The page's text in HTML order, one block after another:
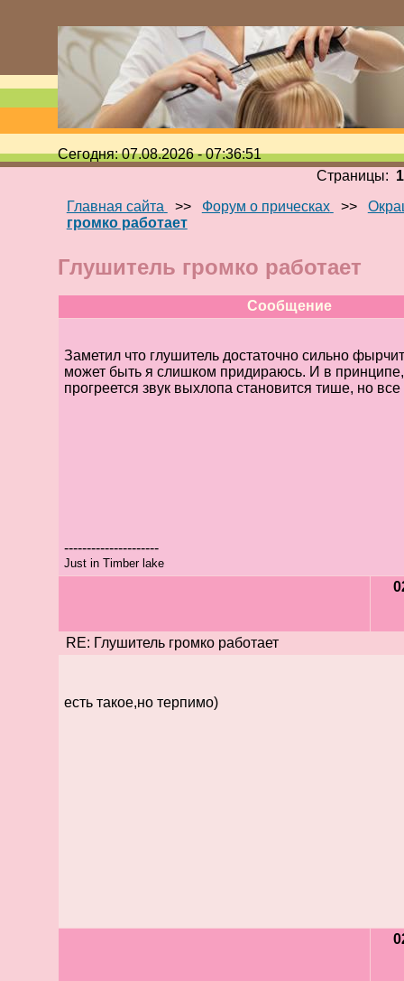
Сегодня: 07.08.2026 - 07:36:51
Страницы: 1
Главная сайта
>> Форум о прическах >>
громко работает
Глушитель громко работает
Сообщение
Заметил что глушитель достаточно сильно
может быть я слишком придираюсь. И в принципе,
прогреется звук выхлопа становится тише, но все
---------------------
Just in Timber lake
RE: Глушитель громко работает
есть такое,но терпимо)